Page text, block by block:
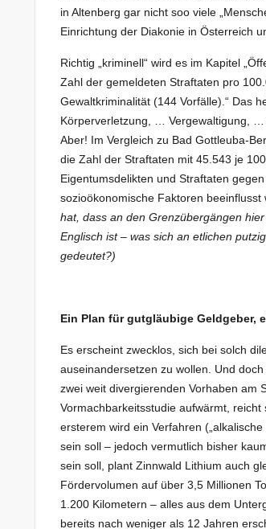
in Altenberg gar nicht soo viele
Einrichtung der Diakonie in Österreich
Richtig „kriminell“ wird es im Kapitel
Zahl der gemeldeten Straftaten pro
Gewaltkriminalität (144 Vorfälle).“ Das
Körperverletzung, … Vergewaltigung,
Aber! Im Vergleich zu Bad Gottleuba-
die Zahl der Straftaten mit 45.543 je
Eigentumsdelikten und Straftaten
sozioökonomische Faktoren beeinflusst
hat, dass an den Grenzübergängen
Englisch ist – was sich an etlichen
gedeutet?)
Ein Plan für gutgläubige Geldgeber,
Es erscheint zwecklos, sich bei solch
auseinandersetzen zu wollen. Und
zwei weit divergierenden Vorhaben am
Vormachbarkeitsstudie aufwärmt,
ersterem wird ein Verfahren
sein soll – jedoch vermutlich bisher
sein soll, plant Zinnwald Lithium auch
Fördervolumen auf über 3,5 Millionen
1.200 Kilometern – alles aus dem
bereits nach weniger als 12 Jahren